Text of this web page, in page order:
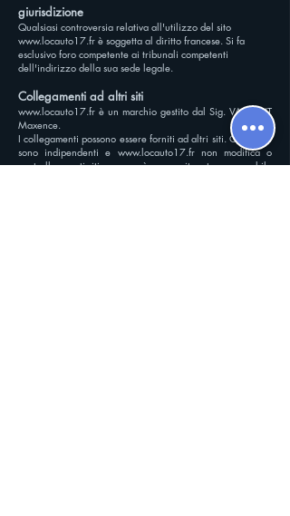
giurisdizione
Qualsiasi controversia relativa all'utilizzo del sito
www.locauto17.fr è soggetta al diritto francese. Si fa
esclusivo foro competente ai tribunali competenti
dell'indirizzo della sua sede legale.
Collegamenti ad altri siti
www.locauto17.fr è un marchio gestito dal Sig. VAILLANT
Maxence.
I collegamenti possono essere forniti ad altri siti. Questi siti
sono indipendenti e www.locauto17.frnon modifica o
controlla questi siti e non può essere ritenuto responsabile